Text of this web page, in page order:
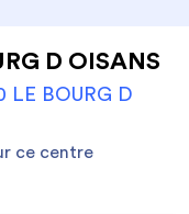
D OISANS
LE BOURG D
ce centre